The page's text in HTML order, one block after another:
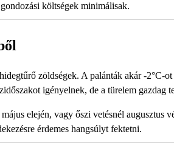
költségek minimálisak.
zöldségek. A palánták akár -2°C-ot
igényelnek, de a türelem gazdag
elején, vagy őszi vetésnél augusztus
érdemes hangsúlyt fektetni.